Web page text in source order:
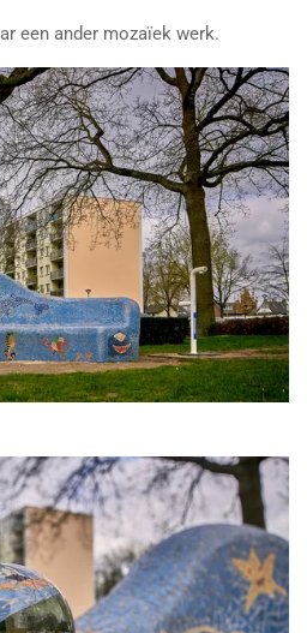
een ander mozaïek werk.